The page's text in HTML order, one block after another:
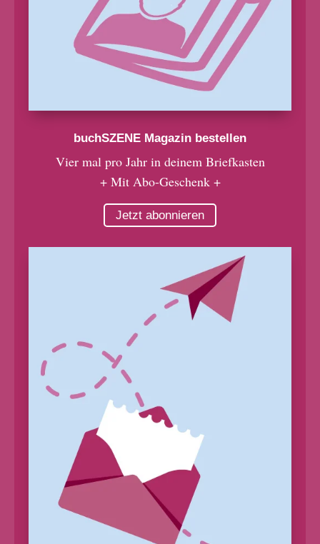
buchSZENE Magazin bestellen
Vier mal pro Jahr in deinem Briefkasten
+ Mit Abo-Geschenk +
Jetzt abonnieren